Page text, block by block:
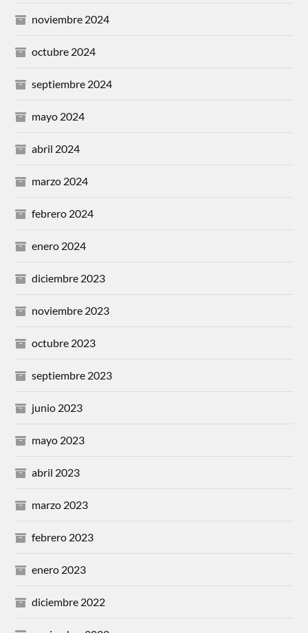
noviembre 2024
octubre 2024
septiembre 2024
mayo 2024
abril 2024
marzo 2024
febrero 2024
enero 2024
diciembre 2023
noviembre 2023
octubre 2023
septiembre 2023
junio 2023
mayo 2023
abril 2023
marzo 2023
febrero 2023
enero 2023
diciembre 2022